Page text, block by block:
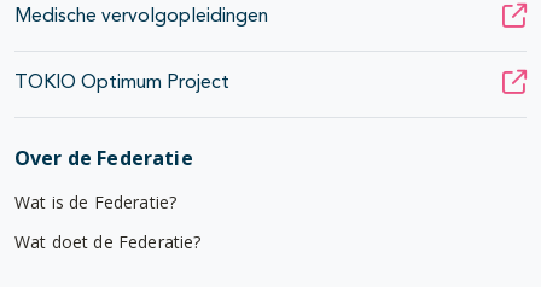
Medische vervolgopleidingen
TOKIO Optimum Project
Over de Federatie
Wat is de Federatie?
Wat doet de Federatie?